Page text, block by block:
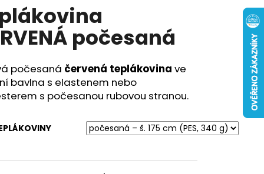
počesaná
počesaná červená teplákovina ve
bavlna s elastenem nebo
s počesanou rubovou stranou.